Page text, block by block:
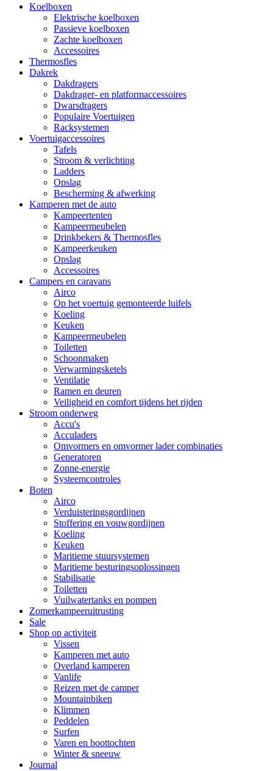
Koelboxen
Elektrische koelboxen
Passieve koelboxen
Zachte koelboxen
Accessoires
Thermosfles
Dakrek
Dakdragers
Dakdrager- en platformaccessoires
Dwarsdragers
Populaire Voertuigen
Racksystemen
Voertuigaccessoires
Tafels
Stroom & verlichting
Ladders
Opslag
Bescherming & afwerking
Kamperen met de auto
Kampeertenten
Kampeermeubelen
Drinkbekers & Thermosfles
Kampeerkeuken
Opslag
Accessoires
Campers en caravans
Airco
Op het voertuig gemonteerde luifels
Koeling
Keuken
Kampeermeubelen
Toiletten
Schoonmaken
Verwarmingsketels
Ventilatie
Ramen en deuren
Veiligheid en comfort tijdens het rijden
Stroom onderweg
Accu's
Acculaders
Omvormers en omvormer lader combinaties
Generatoren
Zonne-energie
Systeemcontroles
Boten
Airco
Verduisteringsgordijnen
Stoffering en vouwgordijnen
Koeling
Keuken
Maritieme stuursystemen
Maritieme besturingsoplossingen
Stabilisatie
Toiletten
Vuilwatertanks en pompen
Zomerkampeeruitrusting
Sale
Shop op activiteit
Vissen
Kamperen met auto
Overland kamperen
Vanlife
Reizen met de camper
Mountainbiken
Klimmen
Peddelen
Surfen
Varen en boottochten
Winter & sneeuw
Journal